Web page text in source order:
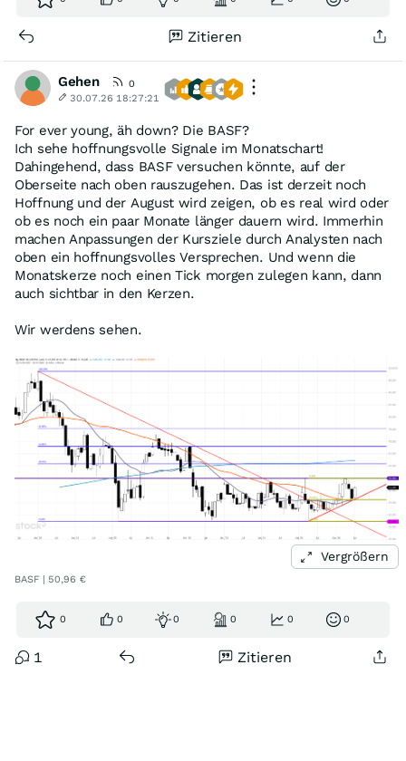
Zitieren
Gehen
0
30.07.26 18:27:21
For ever young, äh down? Die BASF?
Ich sehe hoffnungsvolle Signale im Monatschart!
Dahingehend, dass BASF versuchen könnte, auf der
Oberseite nach oben rauszugehen. Das ist derzeit noch
Hoffnung und der August wird zeigen, ob es real wird oder
ob es noch ein paar Monate länger dauern wird. Immerhin
machen Anpassungen der Kursziele durch Analysten nach
oben ein hoffnungsvolles Versprechen. Und wenn die
Monatskerze noch einen Tick morgen zulegen kann, dann
auch sichtbar in den Kerzen.
Wir werdens sehen.
Vergrößern
BASF | 50,96 €
0 0 0 0 0 0
1 Zitieren